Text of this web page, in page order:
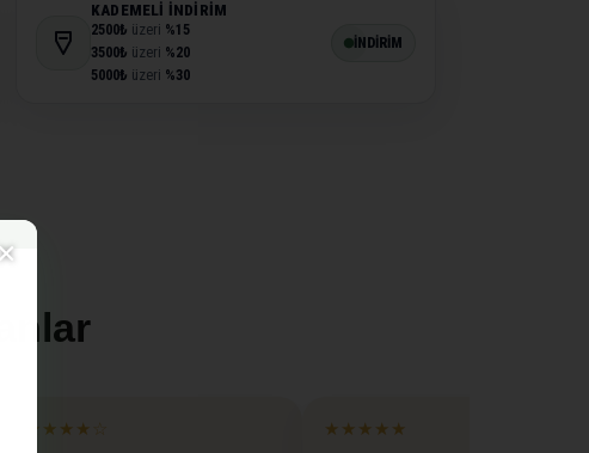
KADEMELI İNDIRIM
2500₺ üzeri %15
3500₺ üzeri %20
5000₺ üzeri %30
İNDİRİM
★★★★☆ ★★★★★
×